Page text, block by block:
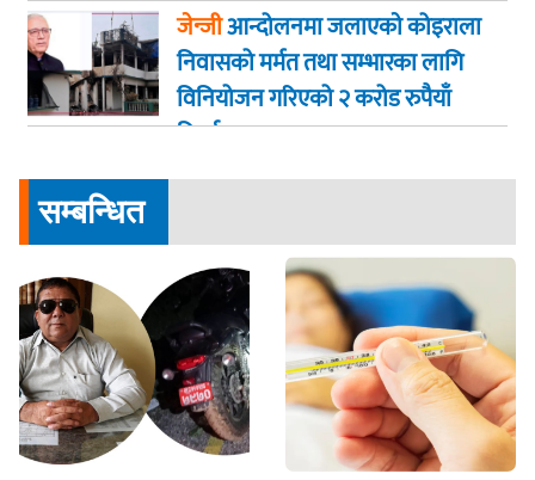
जेन्जीआन्दोलनमा जलाएकाे कोइराला
निवासको मर्मत तथा सम्भारका लागि
विनियोजन गरिएको २ करोड रुपैयाँ
फिर्ता
सम्बन्धित